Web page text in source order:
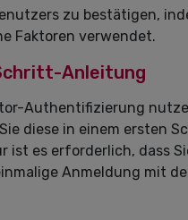
zu bestätigen,
Faktoren verwendet.
Anleitung
Authentifizierung
diese in einem ersten
ist es erforderlich, dass
Anmeldung mit